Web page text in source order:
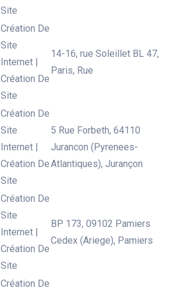
Site
Création De
Site
Internet |
Création De
Site
14-16, rue Soleillet BL 47,
Paris, Rue
Création De
Site
Internet |
Création De
Site
5 Rue Forbeth, 64110
Jurancon (Pyrenees-
Atlantiques), Jurançon
Création De
Site
Internet |
Création De
Site
BP 173, 09102 Pamiers
Cedex (Ariege), Pamiers
Création De